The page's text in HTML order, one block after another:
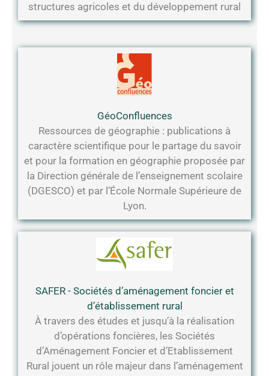
structures agricoles et du développement rural
GéoConfluences
Ressources de géographie : publications à
caractère scientifique pour le partage du savoir
et pour la formation en géographie proposée par
la Direction générale de l’enseignement scolaire
(DGESCO) et par l’École Normale Supérieure de
Lyon.
SAFER - Sociétés d’aménagement foncier et
d’établissement rural
À travers des études et jusqu’à la réalisation
d’opérations foncières, les Sociétés
d’Aménagement Foncier et d’Etablissement
Rural jouent un rôle majeur dans l’aménagement